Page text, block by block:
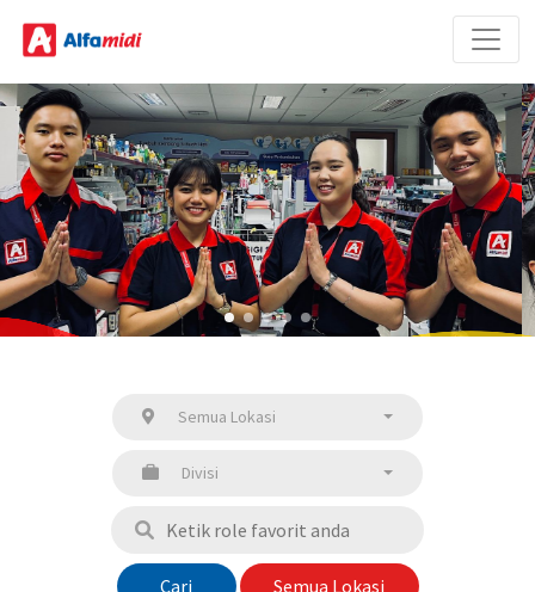
Semua Lokasi
Divisi
Cari Semua Lokasi